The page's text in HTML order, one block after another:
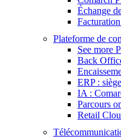
Échange
Plateforme de
See more
Back
ERP :
IA :
Parcours
Retail